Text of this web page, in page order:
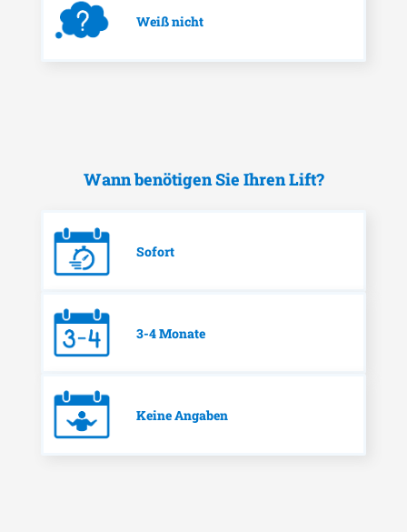
Weiß nicht
Wann benötigen Sie Ihren Lift?
Sofort
3-4 Monate
Keine Angaben